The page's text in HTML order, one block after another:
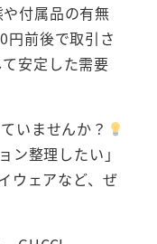
付属品の有無
円前後で取引さ
安定した需要
いませんか？
ン整理したい」
ウェアなど、ぜ